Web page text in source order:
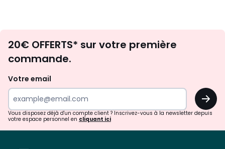
d'inspirations
surprises?
20€ OFFERTS* sur votre première
commande.
Votre email
OK
Vous disposez déjà d'un compte client ? Inscrivez-vous à la newsletter depuis
votre espace personnel en cliquant ici